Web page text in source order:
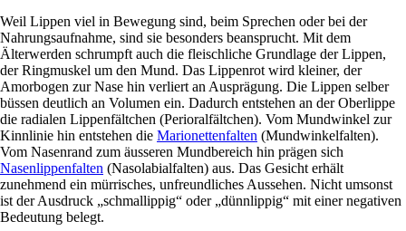
Weil Lippen viel in Bewegung sind, beim Sprechen oder bei der
Nahrungsaufnahme, sind sie besonders beansprucht. Mit dem
Älterwerden schrumpft auch die fleischliche Grundlage der Lippen,
der Ringmuskel um den Mund. Das Lippenrot wird kleiner, der
Amorbogen zur Nase hin verliert an Ausprägung. Die Lippen selber
büssen deutlich an Volumen ein. Dadurch entstehen an der Oberlippe
die radialen Lippenfältchen (Perioralfältchen). Vom Mundwinkel zur
Kinnlinie hin entstehen die Marionettenfalten (Mundwinkelfalten).
Vom Nasenrand zum äusseren Mundbereich hin prägen sich
Nasenlippenfalten (Nasolabialfalten) aus. Das Gesicht erhält
zunehmend ein mürrisches, unfreundliches Aussehen. Nicht umsonst
ist der Ausdruck „schmallippig“ oder „dünnlippig“ mit einer negativen
Bedeutung belegt.